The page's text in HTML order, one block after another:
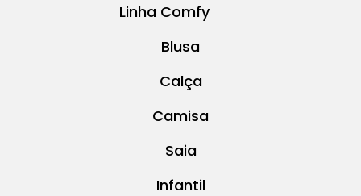
Linha Comfy
Blusa
Calça
Camisa
Saia
Infantil